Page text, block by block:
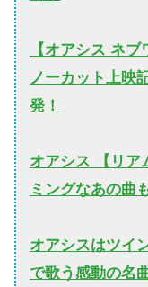
【オアシス ネ
ノーカット上映
発！
オアシス 【リア
ミングなあの曲
オアシスはツイ
で歌う感動の名